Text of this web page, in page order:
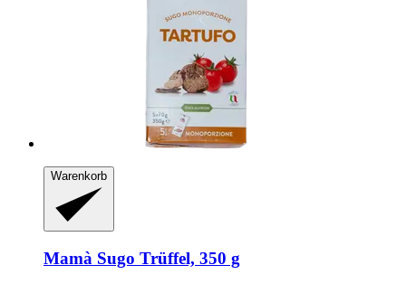
Warenkorb
Mamà Sugo Trüffel, 350 g